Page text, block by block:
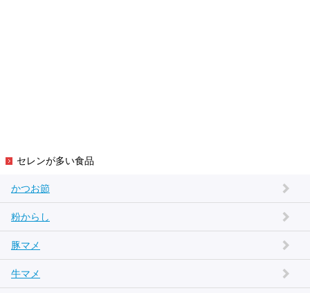
セレンが多い食品
かつお節
粉からし
豚マメ
牛マメ